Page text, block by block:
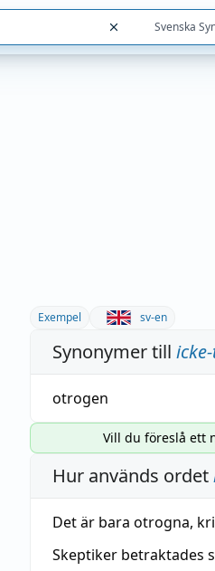
Svenska
Exempel sv-en
Synonymer till
otrogen
Vill du föreslå ett
Hur används ordet
Det är bara otrogna,
Skeptiker betraktades